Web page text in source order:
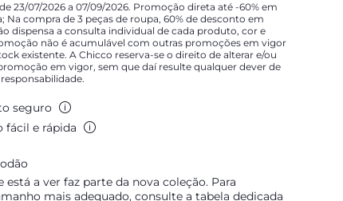
AVISAR DA DISPONIBILIDADE
23/07/2026 a 07/09/2026. Promoção direta até -60% em
Na compra de 3 peças de roupa, 60% de desconto em
dispensa a consulta individual de cada produto, cor e
não é acumulável com outras promoções em vigor
existente. A Chicco reserva-se o direito de alterar e/ou
em vigor, sem que daí resulte qualquer dever de
seguro
fácil e rápida
a ver faz parte da nova coleção. Para
mais adequado, consulte a tabela dedicada